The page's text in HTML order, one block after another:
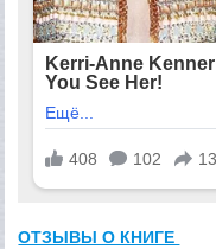
ОТЗЫВЫ О КНИГЕ